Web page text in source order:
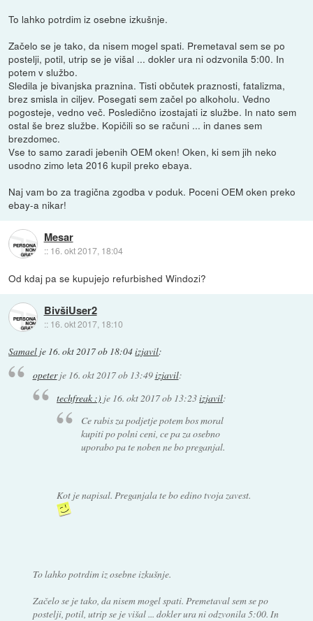
To lahko potrdim iz osebne izkušnje.
Začelo se je tako, da nisem mogel spati. Premetaval sem se po
postelji, potil, utrip se je višal ... dokler ura ni odzvonila 5:00. In
potem v službo.
Sledila je bivanjska praznina. Tisti občutek praznosti, fatalizma,
brez smisla in ciljev. Posegati sem začel po alkoholu. Vedno
pogosteje, vedno več. Posledično izostajati iz službe. In nato sem
ostal še brez službe. Kopičili so se računi ... in danes sem
brezdomec.
Vse to samo zaradi jebenih OEM oken! Oken, ki sem jih neko
usodno zimo leta 2016 kupil preko ebaya.
Naj vam bo za tragična zgodba v poduk. Poceni OEM oken preko
ebay-a nikar!
Mesar
:: 16. okt 2017, 18:04
Od kdaj pa se kupujejo refurbished Windozi?
BivšiUser2
:: 16. okt 2017, 18:10
Samael je 16. okt 2017 ob 18:04izjavil:
opeterje 16. okt 2017 ob 13:49izjavil:
techfreak :) je 16. okt 2017 ob 13:23izjavil:
Ce rabis za podjetje potem bos moral
kupiti po polni ceni, ce pa za osebno
uporabo pa te noben ne bo preganjal.
Kot je napisal. Preganjala te bo edino tvoja zavest.
To lahko potrdim iz osebne izkušnje.
Začelo se je tako, da nisem mogel spati. Premetaval sem se po
postelji, potil, utrip se je višal ... dokler ura ni odzvonila 5:00. In